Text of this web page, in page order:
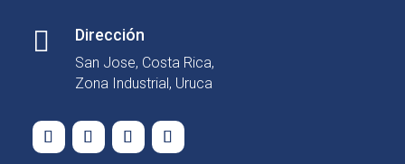
 Dirección
San Jose, Costa Rica,
Zona Industrial, Uruca